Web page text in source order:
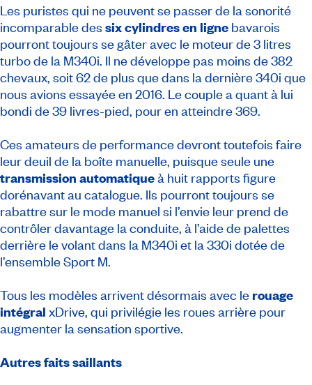
Les puristes qui ne peuvent se passer de la sonorité
incomparable des six cylindres en ligne bavarois
pourront toujours se gâter avec le moteur de 3 litres
turbo de la M340i. Il ne développe pas moins de 382
chevaux, soit 62 de plus que dans la dernière 340i que
nous avions essayée en 2016. Le couple a quant à lui
bondi de 39 livres-pied, pour en atteindre 369.
Ces amateurs de performance devront toutefois faire
leur deuil de la boîte manuelle, puisque seule une
transmission automatiqueà huit rapports figure
dorénavant au catalogue. Ils pourront toujours se
rabattre sur le mode manuel si l’envie leur prend de
contrôler davantage la conduite, à l’aide de palettes
derrière le volant dans la M340i et la 330i dotée de
l’ensemble Sport M.
Tous les modèles arrivent désormais avec le rouage
intégral xDrive, qui privilégie les roues arrière pour
augmenter la sensation sportive.
Autres faits saillants